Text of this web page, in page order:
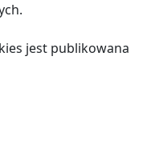
jest publikowana